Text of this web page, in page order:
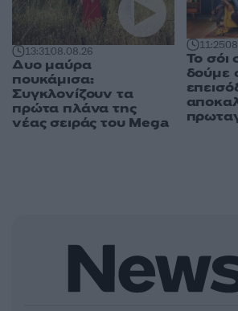
13:3108.08.26
Δυο μαύρα
πουκάμισα:
Συγκλονίζουν τα
πρώτα πλάνα της
νέας σειράς του Mega
11:25
Το
δούμε